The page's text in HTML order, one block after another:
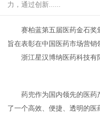
力，通过创新......
赛柏蓝第五届医药金石奖颁
旨在表彰在中国医药市场营
浙江星汉博纳医药科技有限
药兜作为国内领先的医药产
了一个高效、便捷、透明的